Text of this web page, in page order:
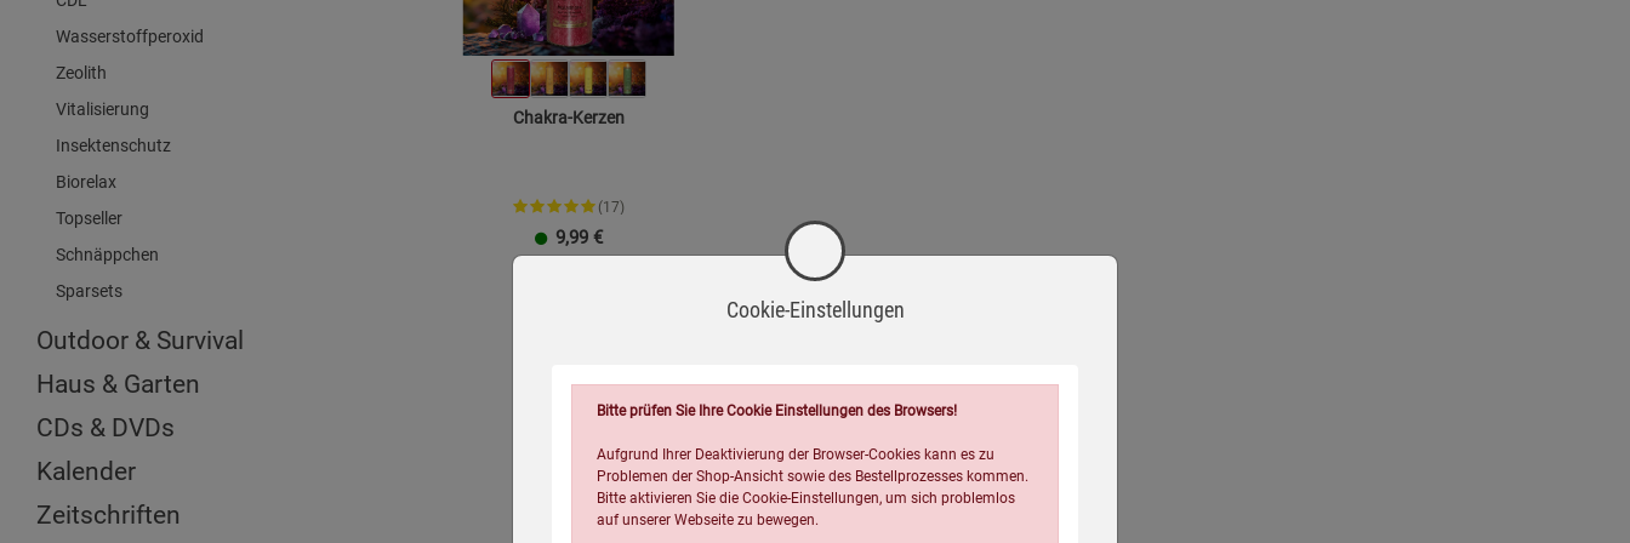
Wasserstoffperoxid
Zeolith
Vitalisierung
Insektenschutz
Biorelax
Topseller
Schnäppchen
Sparsets
Outdoor & Survival
Haus & Garten
CDs & DVDs
Kalender
Zeitschriften
Chakra-Kerzen
(17)
9,99 €
Cookie-Einstellungen
Bitte prüfen Sie Ihre Cookie Einstellungen des Browsers!
Aufgrund Ihrer Deaktivierung der Browser-Cookies kann es zu
Problemen der Shop-Ansicht sowie des Bestellprozesses kommen.
Bitte aktivieren Sie die Cookie-Einstellungen, um sich problemlos
auf unserer Webseite zu bewegen.